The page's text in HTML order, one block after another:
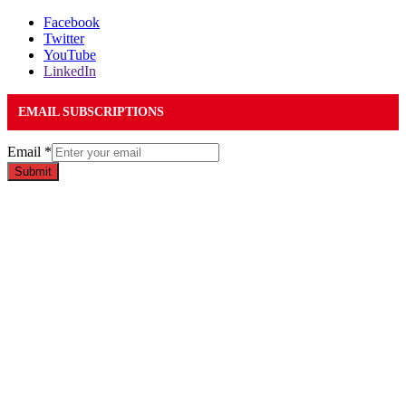
Facebook
Twitter
YouTube
LinkedIn
EMAIL SUBSCRIPTIONS
Email *
Submit